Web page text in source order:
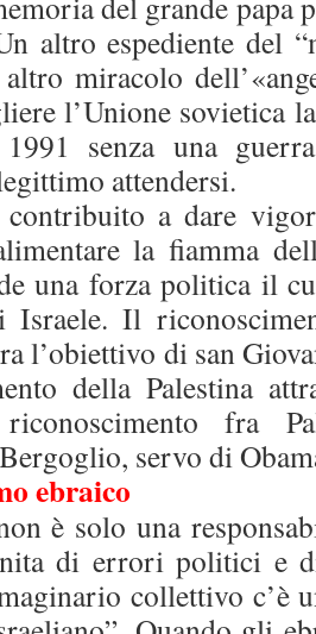
altro espediente del
miracolo
l’Unione sovietica
senza una
attendersi.
a dare
la fiamma
una forza politica il
Israele. Il
l’obiettivo di san
della Palestina
riconoscimento fra
servo di
ebraico
è solo una
di errori politici e
collettivo c’è